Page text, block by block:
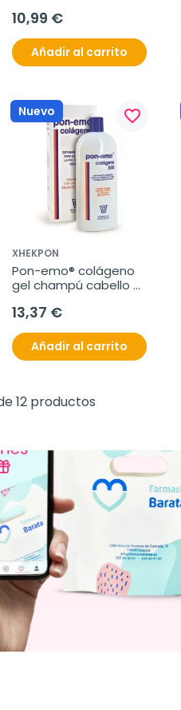
10,99 €
Añadir al carrito
Nuevo favorite_border
XHEKPON
Pon-emo® colágeno
gel champú cabello
13,37 €
Añadir al carrito
12 productos